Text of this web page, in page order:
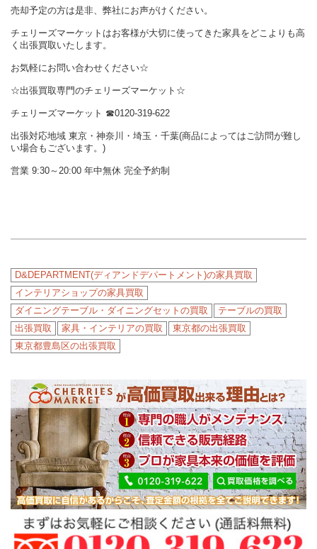
売却予定の方は是非、弊社にお声がけください。
チェリーズマーケットはお客様が大切に使ってきた家具をどこよりも高
く出張買取いたします。
お気軽にお問い合わせください☆
☆出張買取専門のチェリーズマーケット☆
チェリーズマーケット ☎︎0120-319-622
出張対応地域 東京・神奈川・埼玉・千葉(商品によってはご訪問が難し
い場合もございます。)
営業 9:30～20:00 年中無休 完全予約制
D&DEPARTMENT(ディアンドデパートメント)の家具買取
インテリアショップの家具買取
ダイニングテーブル・ダイニングセットの買取
テーブルの買取
出張買取
家具・インテリアの買取
東京都の出張買取
東京都豊島区の出張買取